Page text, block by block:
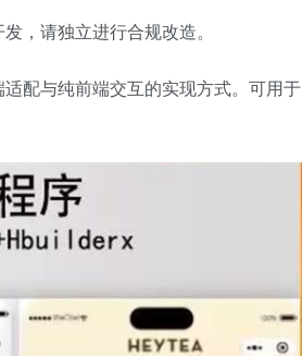
，请独立进行合规改造。
配与纯前端交互的实现方式。可用于